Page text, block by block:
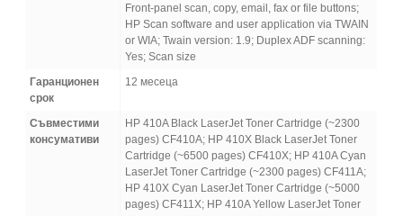
Front-panel scan, copy, email, fax or file buttons;
HP Scan software and user application via TWAIN
or WIA; Twain version: 1.9; Duplex ADF scanning:
Yes; Scan size
Гаранционен
срок
12 месеца
Съвместими
консумативи
HP 410A Black LaserJet Toner Cartridge (~2300
pages) CF410A; HP 410X Black LaserJet Toner
Cartridge (~6500 pages) CF410X; HP 410A Cyan
LaserJet Toner Cartridge (~2300 pages) CF411A;
HP 410X Cyan LaserJet Toner Cartridge (~5000
pages) CF411X; HP 410A Yellow LaserJet Toner